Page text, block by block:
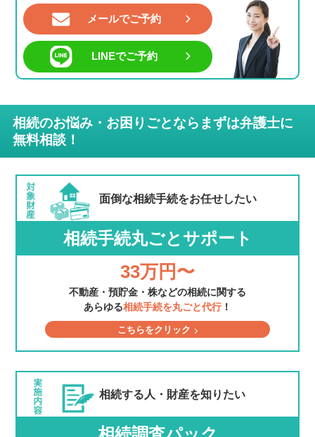
メールでご予約
LINEでご予約
相続のお悩み・お困りごとならまずは弁護士に
無料相談！
面倒な相続手続をお任せしたい
相続手続丸ごとサポート
33万円〜
不動産・預貯金・株などの相続に関する
あらゆる相続手続を丸ごと代行！
こちらをクリック
相続する人・財産を知りたい